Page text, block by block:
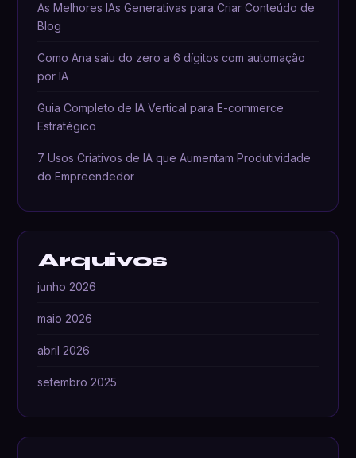
As Melhores IAs Generativas para Criar Conteúdo de
Blog
Como Ana saiu do zero a 6 dígitos com automação
por IA
Guia Completo de IA Vertical para E-commerce
Estratégico
7 Usos Criativos de IA que Aumentam Produtividade
do Empreendedor
Arquivos
junho 2026
maio 2026
abril 2026
setembro 2025